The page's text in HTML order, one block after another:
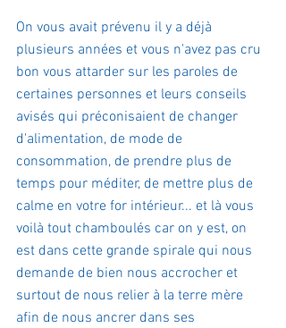
On vous avait prévenu il y a déjà
plusieurs années et vous n'avez pas cru
bon vous attarder sur les paroles de
certaines personnes et leurs conseils
avisés qui préconisaient de changer
d'alimentation, de mode de
consommation, de prendre plus de
temps pour méditer, de mettre plus de
calme en votre for intérieur... et là vous
voilà tout chamboulés car on y est, on
est dans cette grande spirale qui nous
demande de bien nous accrocher et
surtout de nous relier à la terre mère
afin de nous ancrer dans ses